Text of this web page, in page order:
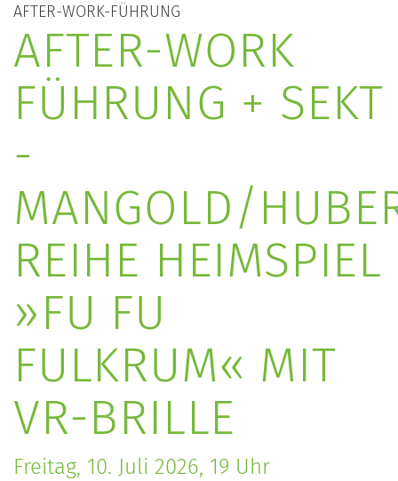
AFTER-WORK-FÜHRUNG
AFTER-WORK
FÜHRUNG + SEKT
-
MANGOLD/
REIHE HEIMSPIEL
»FU FU
FULKRUM« MIT
VR-BRILLE
Freitag, 10. Juli 2026, 19 Uhr